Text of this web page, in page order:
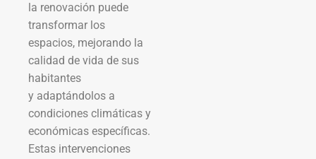
la renovación puede
transformar los
espacios, mejorando la
calidad de vida de sus
habitantes
y adaptándolos a
condiciones climáticas y
económicas específicas.
Estas intervenciones